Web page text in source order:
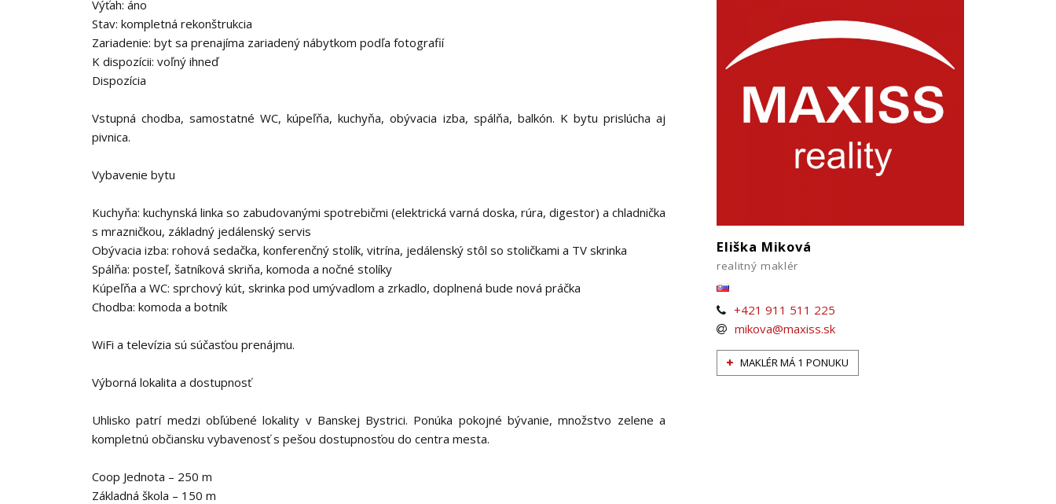
Výťah: áno
Stav: kompletná rekonštrukcia
Zariadenie: byt sa prenajíma zariadený nábytkom podľa fotografií
K dispozícii: voľný ihneď
Dispozícia
Vstupná chodba, samostatné WC, kúpeľňa, kuchyňa, obývacia izba, spálňa, balkón. K bytu prislúcha aj
pivnica.
Vybavenie bytu
Kuchyňa: kuchynská linka so zabudovanými spotrebičmi (elektrická varná doska, rúra, digestor) a chladnička
s mrazničkou, základný jedálenský servis
Obývacia izba: rohová sedačka, konferenčný stolík, vitrína, jedálenský stôl so stoličkami a TV skrinka
Spálňa: posteľ, šatníková skriňa, komoda a nočné stolíky
Kúpeľňa a WC: sprchový kút, skrinka pod umývadlom a zrkadlo, doplnená bude nová práčka
Chodba: komoda a botník
WiFi a televízia sú súčasťou prenájmu.
Výborná lokalita a dostupnosť
Uhlisko patrí medzi obľúbené lokality v Banskej Bystrici. Ponúka pokojné bývanie, množstvo zelene a
kompletnú občiansku vybavenosť s pešou dostupnosťou do centra mesta.
Coop Jednota – 250 m
Základná škola – 150 m
Eliška Miková
realitný maklér
+421 911 511 225
mikova@maxiss.sk
MAKLÉR MÁ 1 PONUKU